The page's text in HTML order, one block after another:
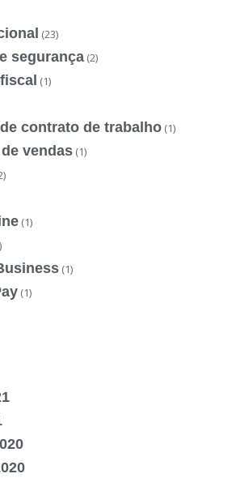
(23)
segurança (2)
(1)
contrato de trabalho (1)
vendas (1)
(1)
(1)
(1)